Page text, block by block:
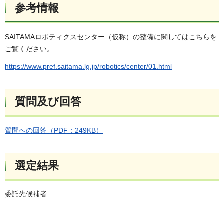
参考情報
SAITAMAロボティクスセンター（仮称）の整備に関してはこちらを
ご覧ください。
https://www.pref.saitama.lg.jp/robotics/center/01.html
質問及び回答
質問への回答（PDF：249KB）
選定結果
委託先候補者